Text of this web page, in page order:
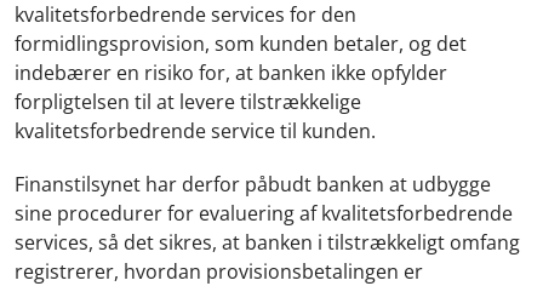
kvalitetsforbedrende services for den
formidlingsprovision, som kunden betaler, og det
indebærer en risiko for, at banken ikke opfylder
forpligtelsen til at levere tilstrækkelige
kvalitetsforbedrende service til kunden.
Finanstilsynet har derfor påbudt banken at udbygge
sine procedurer for evaluering af kvalitetsforbedrende
services, så det sikres, at banken i tilstrækkeligt omfang
registrerer, hvordan provisionsbetalingen er